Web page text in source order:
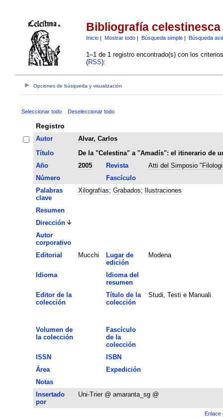
Bibliografía celestinesca
Inicio| Mostrar todo| Búsqueda simple| Búsqueda
1–1 de 1 registro encontrado(s) con los
(RSS):
Opciones de búsqueda y visualización
Seleccionar todo Deseleccionar todo
Registro
Autor
Alvar, Carlos
Título
De la "Celestina" a "Amadís": el itinerario de
Año
2005 Revista
Atti del Simposio
Número
Fascículo
Palabras
clave
Xilografías; Grabados; Ilustraciones
Resumen
Dirección
Autor
corporativo
Editorial
Mucchi
Lugar de
edición
Modena
Idioma
Idioma del
resumen
Editor de la
colección
Título de la
colección
Studi, Testi e Manuali
Volumen de
la colección
Fascículo
de la
colección
ISSN
ISBN
Área
Expedición
Notas
Insertado
por
Uni-Trier @ amaranta_sg @
Enlace